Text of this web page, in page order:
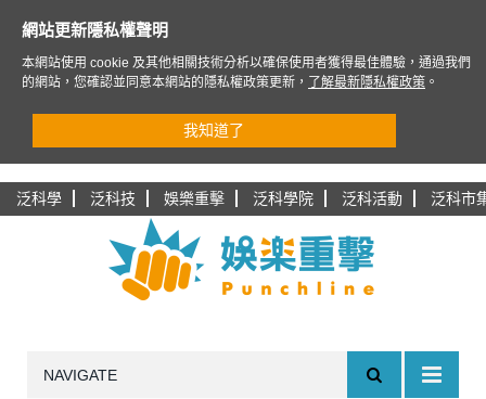
泛科學 泛科技 娛樂重擊 泛科學院 泛科活動 泛科市
NAVIGATE
網站更新隱私權聲明
本網站使用 cookie 及其他相關技術分析以確保使用者獲得最佳體驗，通過我們
的網站，您確認並同意本網站的隱私權政策更新，
了解最新隱私權政策 。
我知道了